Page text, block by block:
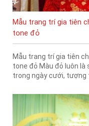
Mẫu trang trí gia tiên
tone đỏ
Mẫu trang trí gia tiên
tone đỏ Màu đỏ luôn
trong ngày cưới, tượng